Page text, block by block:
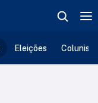
Eleições